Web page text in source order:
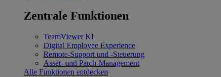
Zentrale Funktionen
TeamViewer KI
Digital Employee Experience
Remote-Support und -Steuerung
Asset- und Patch-Management
Alle Funktionen entdecken